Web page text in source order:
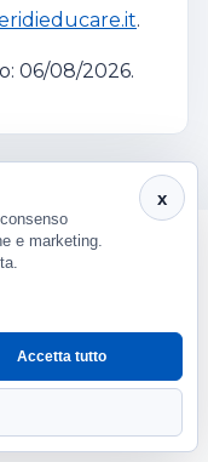
.
06/08/2026.
x
e marketing.
Accetta tutto